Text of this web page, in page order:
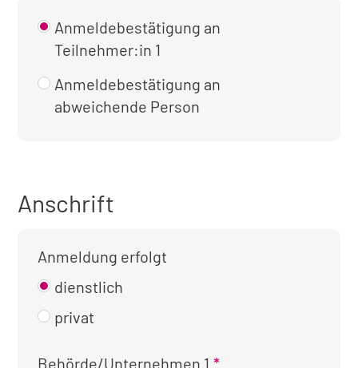
Anmeldebestätigung an
Teilnehmer:in 1
Anmeldebestätigung an
abweichende Person
Anschrift
Anmeldung erfolgt
dienstlich
privat
Kontaktinformationen
Behörde/Unternehmen 1